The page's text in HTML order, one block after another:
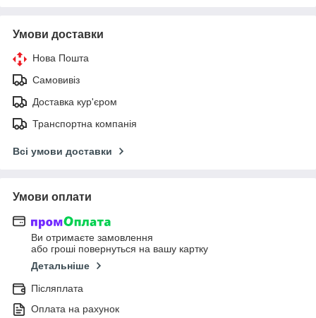
Умови доставки
Нова Пошта
Самовивіз
Доставка кур'єром
Транспортна компанія
Всі умови доставки
Умови оплати
Ви отримаєте замовлення
або гроші повернуться на вашу картку
Детальніше
Післяплата
Оплата на рахунок